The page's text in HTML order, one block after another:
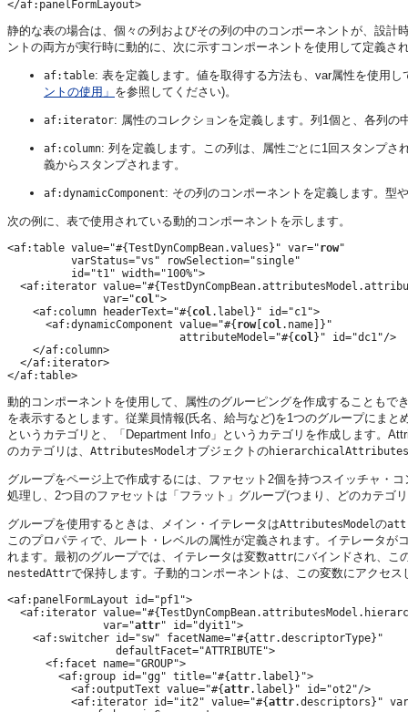
静的な表の場合は、個々の列およびその列の中のコンポーネントが、設
ントの両方が実行時に動的に、次に示すコンポーネントを使用して定義さ
af:table: 表を定義します。値を取得する方法も、var属性を使用し
ントの使用」 を参照してください)。
af:iterator: 属性のコレクションを定義します。列1個と、各列
af:column: 列を定義します。この列は、属性ごとに1回スタンプ
義からスタンプされます。
af:dynamicComponent: その列のコンポーネントを定義します。型
次の例に、表で使用されている動的コンポーネントを示します。
<af:table value="#{TestDynCompBean.values}" var="row"
          varStatus="vs" rowSelection="single"
          id="t1" width="100%">
<af:iterator
               var="
col">
    <af:column headerText="#{
col.label}" id="c1">
      <af:dynamicComponent value="#{
row[ col.name]}"
                           attributeModel="#{
col}" id="dc1"/>
    </af:column>
  </af:iterator>
動的コンポーネントを使用して、属性のグルーピングを作成することも
を表示するとします。従業員情報(氏名、給与など)を1つのグループにま
というカテゴリと、「Department Info」というカテゴリを作成します。
のカテゴリは、 AttributesModelオブジェクトのhierarchicalAttributes
グループをページ上で作成するには、ファセット2個を持つスイッチャ・
処理し、2つ目のファセットは「フラット」グループ(つまり、どのカテゴ
グループを使用するときは、メイン・イテレータはAttributesModelの
このプロパティで、ルート・レベルの属性が定義されます。イテレータ
れます。最初のグループでは、イテレータは変数attrにバインドされ、こ
nestedAttrで保持します。子動的コンポーネントは、この変数にアクセ
<af:panelFormLayout id="pf1">
<af:iterator
               var="
attr" id="dyit1">
    <af:switcher id="sw" facetName="#{attr.descriptorType}"
                 defaultFacet="ATTRIBUTE">
      <f:facet name="GROUP">
        <af:group id="gg" title="#{attr.label}">
          <af:outputText value="#{
attr.label}" id="ot2"/>
          <af:iterator id="it2" value="#{
attr.descriptors}"